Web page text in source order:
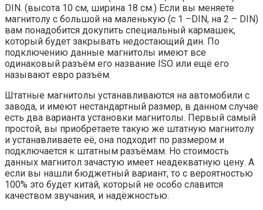
DIN. (высота 10 см, ширина 18 см.) Если вы меняете
магнитолу с большой на маленькую (с 1 –DIN, на 2 – DIN)
вам понадобится докупить специальный кармашек,
который будет закрывать недостающий дин. По
подключению данные магнитолы имеют все
одинаковый разъём его название ISO или ещё его
называют евро разъём.
Штатные магнитолы устанавливаются на автомобили с
завода, и имеют нестандартный размер, в данном случае
есть два варианта установки магнитолы. Первый самый
простой, вы приобретаете такую же штатную магнитолу
и устанавливаете её, она подходит по размером и
подключается к штатным разъёмам. Но стоимость
данных магнитол зачастую имеет неадекватную цену. А
если вы нашли бюджетный вариант, то с вероятностью
100% это будет китай, который не особо славится
качеством звучания, и надёжностью.